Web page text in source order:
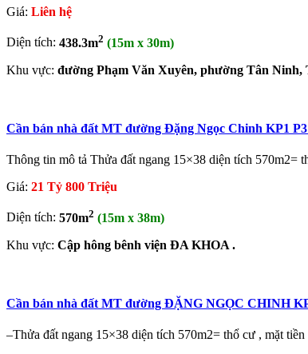
Giá: Liên hệ
Diện tích: 438.3m2 (15m x 30m)
Khu vực: đường Phạm Văn Xuyên, phường Tân Ninh,
Cần bán nhà đất MT đường Đặng Ngọc Chinh KP1
Thông tin mô tả Thửa đất ngang 15×38 diện tích
Giá: 21 Tỷ 800 Triệu
Diện tích: 570m2 (15m x 38m)
Khu vực: Cập hông bênh viện ĐA KHOA .
Cần bán nhà đất MT đường ĐẶNG NGỌC CHINH
–Thửa đất ngang 15×38 diện tích 570m2= thổ cư , mặt